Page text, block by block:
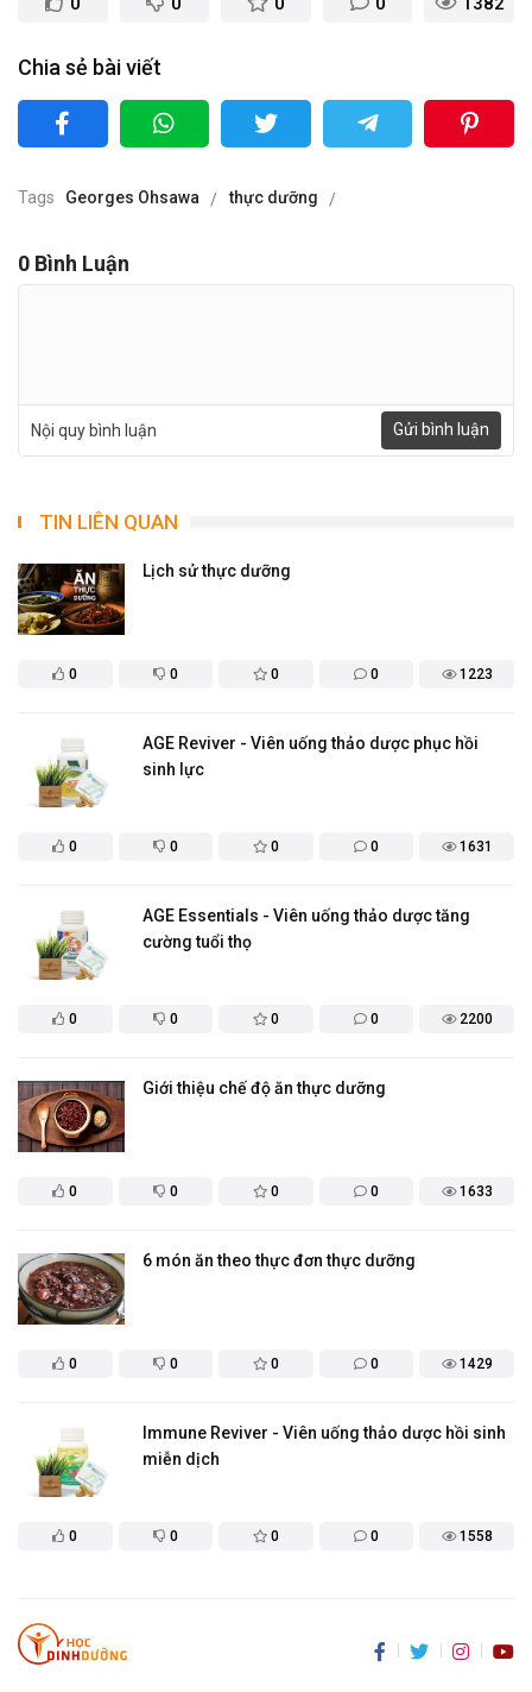
Chia sẻ bài viết
Tags Georges Ohsawa thực dưỡng
0 Bình Luận
Nội quy bình luận Gửi bình luận
TIN LIÊN QUAN
0 0 0 0 1223
Lịch sử thực dưỡng
0 0 0 0 1631
AGE Reviver - Viên uống thảo dược phục hồi
sinh lực
0 0 0 0 2200
AGE Essentials - Viên uống thảo dược tăng
cường tuổi thọ
0 0 0 0 1633
Giới thiệu chế độ ăn thực dưỡng
0 0 0 0 1429
6 món ăn theo thực đơn thực dưỡng
0 0 0 0 1558
Immune Reviver - Viên uống thảo dược hồi sinh
miễn dịch